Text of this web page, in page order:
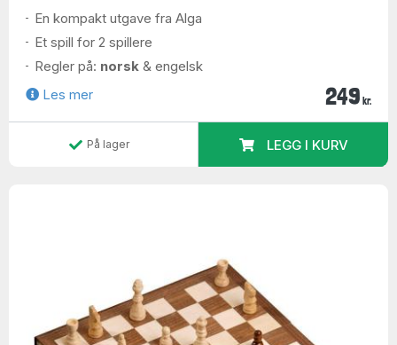
En kompakt utgave fra Alga
Et spill for 2 spillere
Regler på: norsk& engelsk
Les mer
249 kr.
På lager LEGG I KURV